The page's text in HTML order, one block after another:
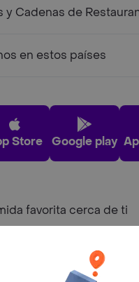
y Cadenas de
en estos países
Store Google play
favorita cerca de ti